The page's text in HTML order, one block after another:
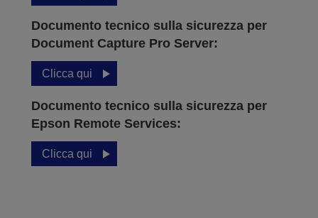
Documento tecnico sulla sicurezza per
Document Capture Pro Server:
Clicca qui
Documento tecnico sulla sicurezza per
Epson Remote Services:
Clicca qui